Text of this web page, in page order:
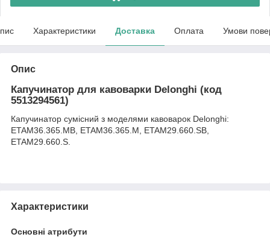
Характеристики Доставка Оплата Умови
Опис
Капучинатор для кавоварки Delonghi (код
5513294561)
Капучинатор сумісний з моделями кавоварок Delonghi:
ETAM36.365.MB, ETAM36.365.M, ETAM29.660.SB,
ETAM29.660.S.
Характеристики
Основні атрибути